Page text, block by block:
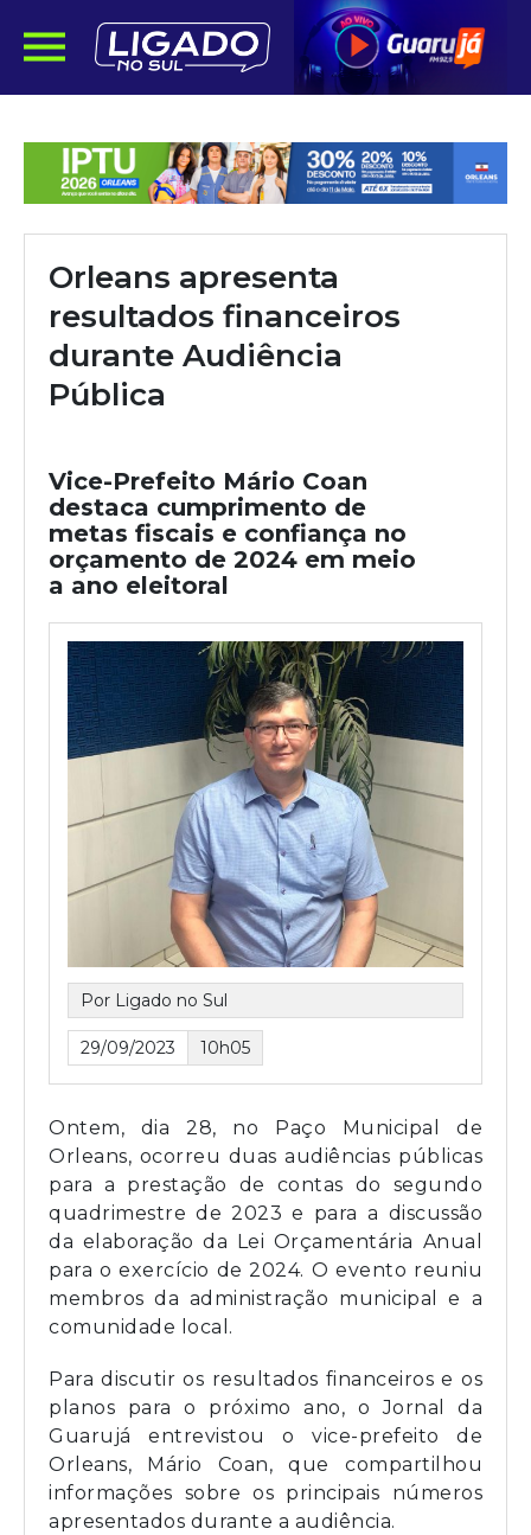
Orleans apresenta
resultados financeiros
durante Audiência
Pública
Vice-Prefeito Mário Coan
destaca cumprimento de
metas fiscais e confiança no
orçamento de 2024 em meio
a ano eleitoral
Por Ligado no Sul
29/09/2023 10h05
Ontem, dia 28, no Paço Municipal de
Orleans, ocorreu duas audiências públicas
para a prestação de contas do segundo
quadrimestre de 2023 e para a discussão
da elaboração da Lei Orçamentária Anual
para o exercício de 2024. O evento reuniu
membros da administração municipal e a
comunidade local.
Para discutir os resultados financeiros e os
planos para o próximo ano, o Jornal da
Guarujá entrevistou o vice-prefeito de
Orleans, Mário Coan, que compartilhou
informações sobre os principais números
apresentados durante a audiência.